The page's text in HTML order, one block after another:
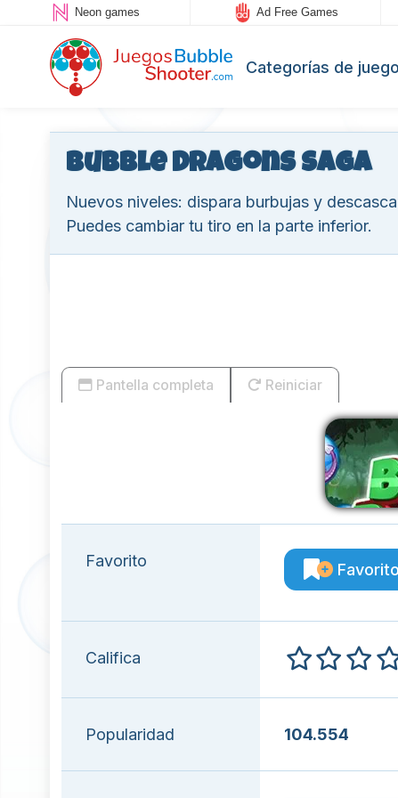
Neon games Ad Free Games
Categorías de
Bubble Dragons Saga
Nuevos niveles: dispara burbujas y
Puedes cambiar tu tiro en la parte inferior.
Pantella completa Reiniciar
Favorito Favorito
Califica
Popularidad 104.554